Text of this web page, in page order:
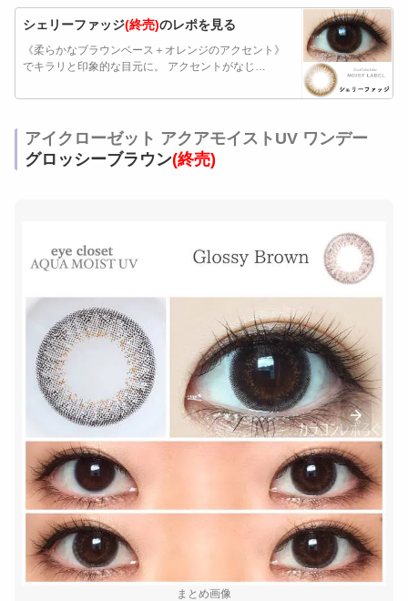
シェリーファッジ(終売)のレポを見る
《柔らかなブラウンベース＋オレンジのアクセント》
でキラリと印象的な目元に。 アクセントがなじ…
アイクローゼット アクアモイストUV ワンデー
グロッシーブラウン(終売)
まとめ画像